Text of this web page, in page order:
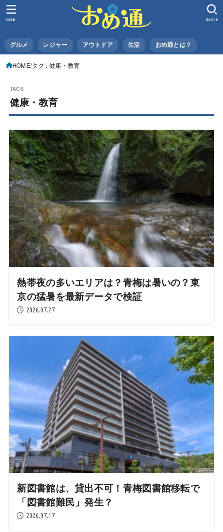
グルメ レジャー アウトドア 生活 おめ通とは？
SEARCH
MENU
HOME タグ : 健康・教育
健康・教育
熱帯夜の多いエリアは？青梅は暑いの？東
京の猛暑を最新データで検証
2026.07.27
新図書館は、貸出不可！青梅図書館移転で
「図書館難民」発生？
2026.07.17